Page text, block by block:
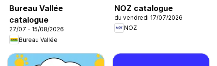
Bureau Vallée
catalogue
27/07 - 15/08/2026
Bureau Vallée
NOZ catalogue
du vendredi 17/07/2026
NOZ